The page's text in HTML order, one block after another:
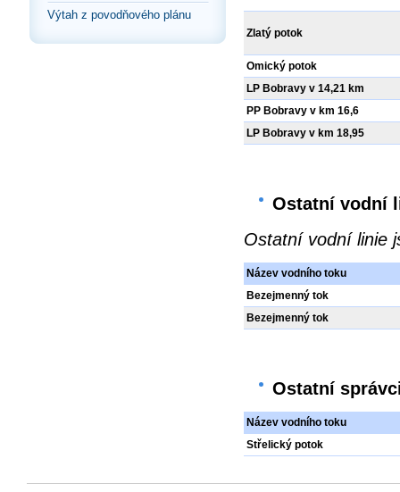
Výtah z povodňového plánu
Zlatý potok
Omický potok
LP Bobravy v 14,21 km
PP Bobravy v km 16,6
LP Bobravy v km 18,95
Ostatní vodní
Ostatní vodní linie
Název vodního toku
Bezejmenný tok
Bezejmenný tok
Ostatní
Název vodního toku
Střelický potok